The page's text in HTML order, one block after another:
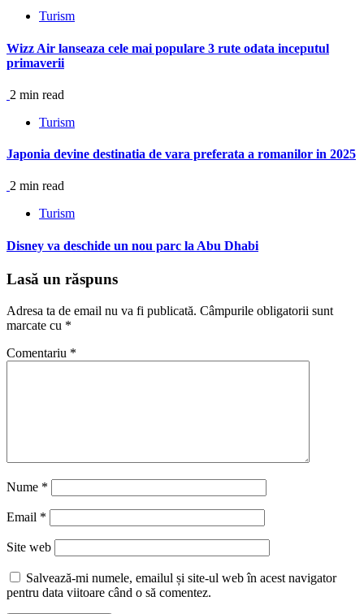
Turism
Wizz Air lanseaza cele mai populare 3 rute odata inceputul
primaverii
2 min read
Turism
Japonia devine destinatia de vara preferata a romanilor in 2025
2 min read
Turism
Disney va deschide un nou parc la Abu Dhabi
Lasă un răspuns
Adresa ta de email nu va fi publicată. Câmpurile obligatorii sunt
marcate cu *
Comentariu *
Nume *
Email *
Site web
Salvează-mi numele, emailul și site-ul web în acest navigator
pentru data viitoare când o să comentez.